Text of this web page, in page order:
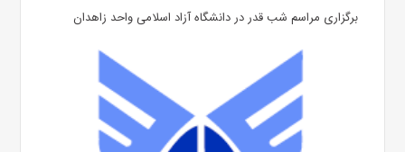
برگزاری مراسم شب قدر در دانشگاه آزاد اسلامی واحد زاهدان